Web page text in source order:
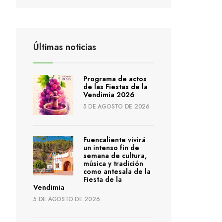
Últimas noticias
Programa de actos
de las Fiestas de la
Vendimia 2026
5 DE AGOSTO DE 2026
Fuencaliente vivirá
un intenso fin de
semana de cultura,
música y tradición
como antesala de la
Fiesta de la
Vendimia
5 DE AGOSTO DE 2026